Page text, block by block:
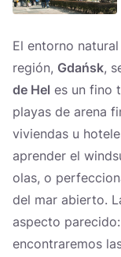
El entorno
región, Gdańsk,
de Hel es un fino
playas de arena
viviendas u
aprender el
olas, o
del mar abierto.
aspecto
encontraremos